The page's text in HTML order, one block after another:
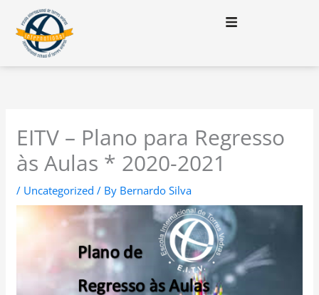
content
EITV – Plano para Regresso
às Aulas * 2020-2021
/ Uncategorized / By Bernardo Silva